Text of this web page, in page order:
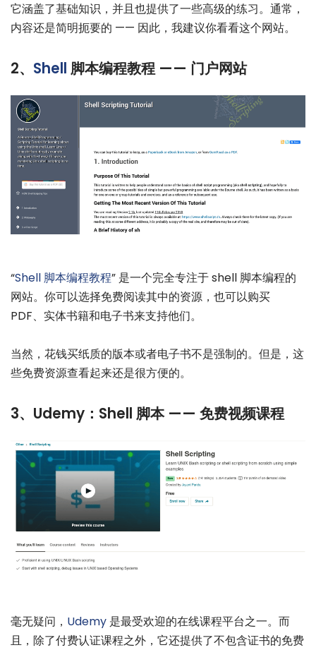
它涵盖了基础知识，并且也提供了一些高级的练习。通常，
内容还是简明扼要的 —— 因此，我建议你看看这个网站。
2、 Shell 脚本编程教程 —— 门户网站
“Shell 脚本编程教程” 是一个完全专注于 shell 脚本编程的
网站。你可以选择免费阅读其中的资源，也可以购买
PDF、实体书籍和电子书来支持他们。
当然，花钱买纸质的版本或者电子书不是强制的。但是，这
些免费资源查看起来还是很方便的。
3、Udemy：Shell 脚本 —— 免费视频课程
毫无疑问， Udemy 是最受欢迎的在线课程平台之一。而
且，除了付费认证课程之外，它还提供了不包含证书的免费